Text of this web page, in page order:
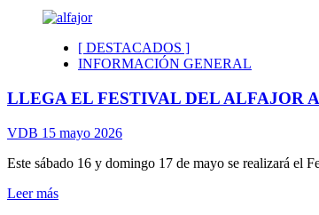
sobre
HOSPITAL
EVITA
RECIBIÓ
EQUIPAMIENTO
[ DESTACADOS ]
INFORMACIÓN GENERAL
LLEGA EL FESTIVAL DEL ALFAJOR
VDB 15 mayo 2026
Este sábado 16 y domingo 17 de mayo se realizará el
Leer másLeer